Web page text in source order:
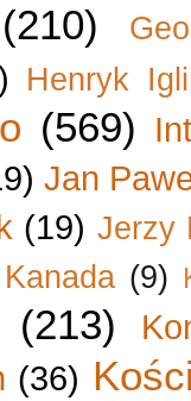
(210)
Henryk
(569)
Jan
(19) Jerzy
Kanada (9)
(213)
(36)